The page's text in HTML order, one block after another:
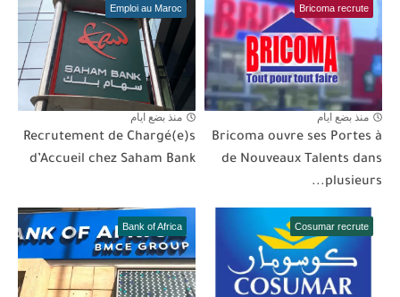
Bricoma recrute
منذ بضع ايام
Bricoma ouvre ses Portes à
de Nouveaux Talents dans
plusieurs...
Emploi au Maroc
منذ بضع ايام
Recrutement de Chargé(e)s
d’Accueil chez Saham Bank
Cosumar recrute
Bank of Africa